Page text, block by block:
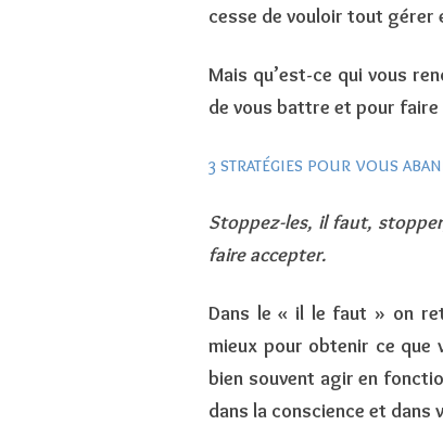
cesse de vouloir tout gérer
Mais qu’est-ce qui vous
de vous battre et pour
3 stratégies pour vous
Stoppez-les, il faut,
faire accepter.
Dans le « il le faut » on
mieux pour obtenir ce que
bien souvent agir en
dans la conscience et dans